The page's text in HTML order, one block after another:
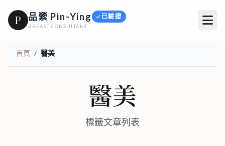
P 品縈 Pin-Ying 已驗證
BREAST CONSULTANT
首頁 / 醫美
醫美
標籤文章列表